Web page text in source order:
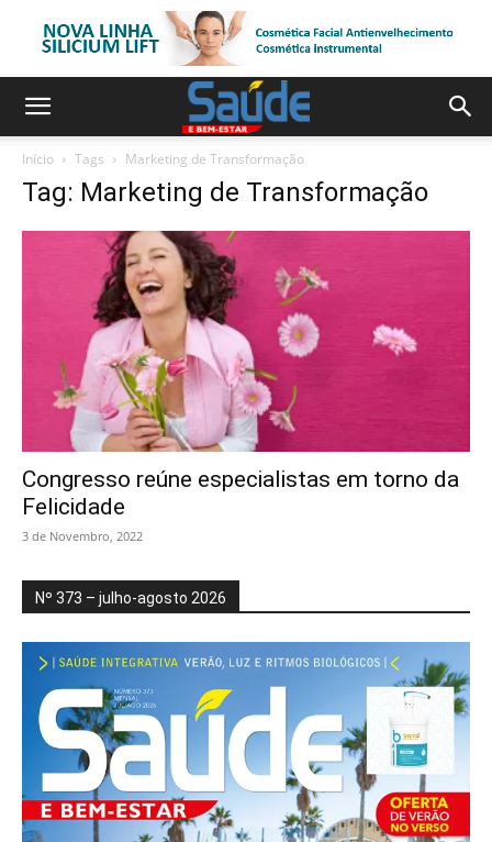
Início Tags Marketing de Transformação
Tag: Marketing de Transformação
Congresso reúne especialistas em torno da
Felicidade
3 de Novembro, 2022
Nº 373 – julho-agosto 2026